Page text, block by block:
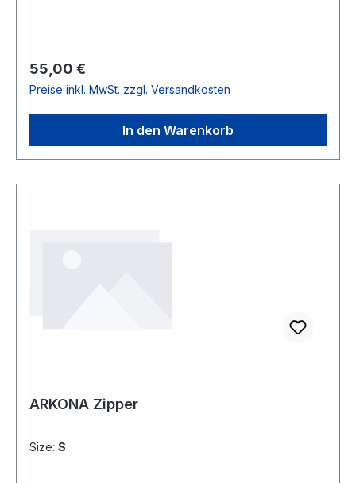
Regulärer Preis:
55,00 €
Preise inkl. MwSt. zzgl. Versandkosten
In den Warenkorb
ARKONA Zipper
Size: S